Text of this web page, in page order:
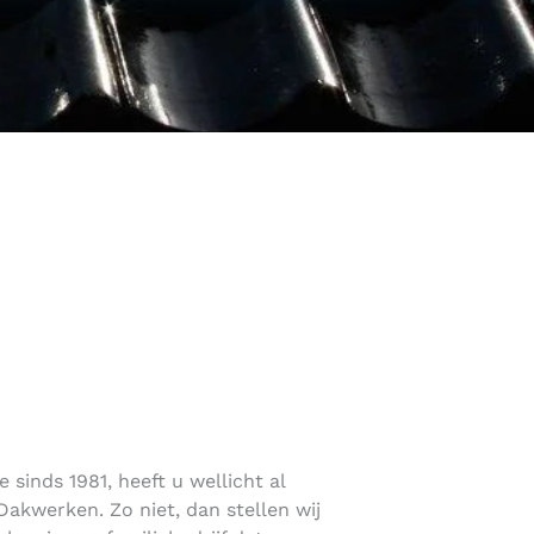
sinds 1981, heeft u wellicht al
Zo niet, dan stellen wij